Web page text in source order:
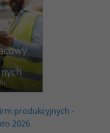
produkcyjnych -
2026